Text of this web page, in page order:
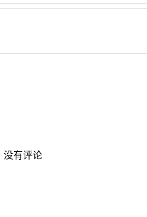
没有评论